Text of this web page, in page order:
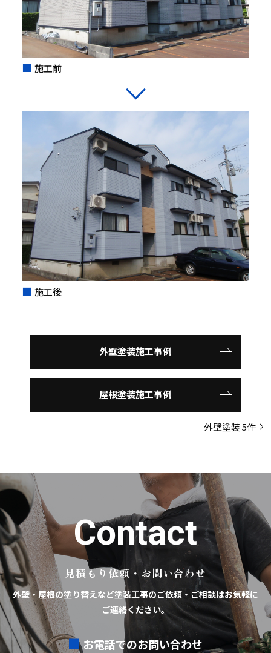
施工前
施工後
外壁塗装施工事例
屋根塗装施工事例
外壁塗装 5件
Contact
見積もり依頼・お問い合わせ
外壁・屋根の塗り替えなど塗装工事のご依頼・ご相談はお気軽に
ご連絡ください。
お電話でのお問い合わせ